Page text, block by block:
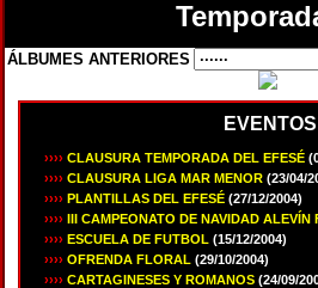
ÁLBUMES ANTERIORES
EVENTOS
›››› CLAUSURA TEMPORADA DEL EFESÉ
›››› CLAUSURA LIGA MAR MENOR (23/04/
›››› PLANTILLAS DEL EFESÉ (27/12/2004)
›››› III CAMPEONATO DE NAVIDAD ALEVÍN
›››› ESCUELA DE FUTBOL (15/12/2004)
›››› OFRENDA FLORAL (29/10/2004)
›››› CARTAGINESES Y ROMANOS (24/09/